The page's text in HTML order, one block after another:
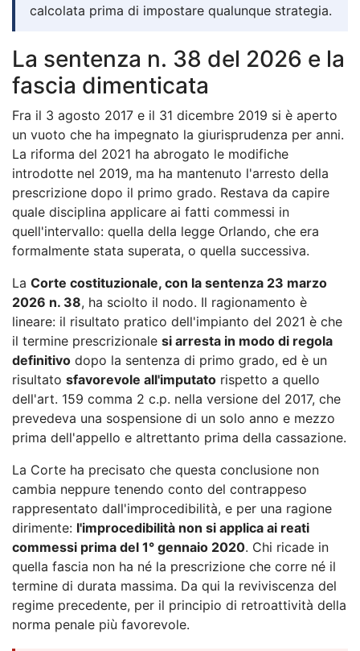
calcolata prima di impostare qualunque strategia.
La sentenza n. 38 del 2026 e la
fascia dimenticata
Fra il 3 agosto 2017 e il 31 dicembre 2019 si è aperto
un vuoto che ha impegnato la giurisprudenza per anni.
La riforma del 2021 ha abrogato le modifiche
introdotte nel 2019, ma ha mantenuto l'arresto della
prescrizione dopo il primo grado. Restava da capire
quale disciplina applicare ai fatti commessi in
quell'intervallo: quella della legge Orlando, che era
formalmente stata superata, o quella successiva.
La Corte costituzionale, con la sentenza 23 marzo
2026 n. 38, ha sciolto il nodo. Il ragionamento è
lineare: il risultato pratico dell'impianto del 2021 è che
il termine prescrizionale si arresta in modo di regola
definitivo dopo la sentenza di primo grado, ed è un
risultato sfavorevole all'imputato rispetto a quello
dell'art. 159 comma 2 c.p. nella versione del 2017, che
prevedeva una sospensione di un solo anno e mezzo
prima dell'appello e altrettanto prima della cassazione.
La Corte ha precisato che questa conclusione non
cambia neppure tenendo conto del contrappeso
rappresentato dall'improcedibilità, e per una ragione
dirimente: l'improcedibilità non si applica ai reati
commessi prima del 1° gennaio 2020. Chi ricade in
quella fascia non ha né la prescrizione che corre né il
termine di durata massima. Da qui la reviviscenza del
regime precedente, per il principio di retroattività della
norma penale più favorevole.